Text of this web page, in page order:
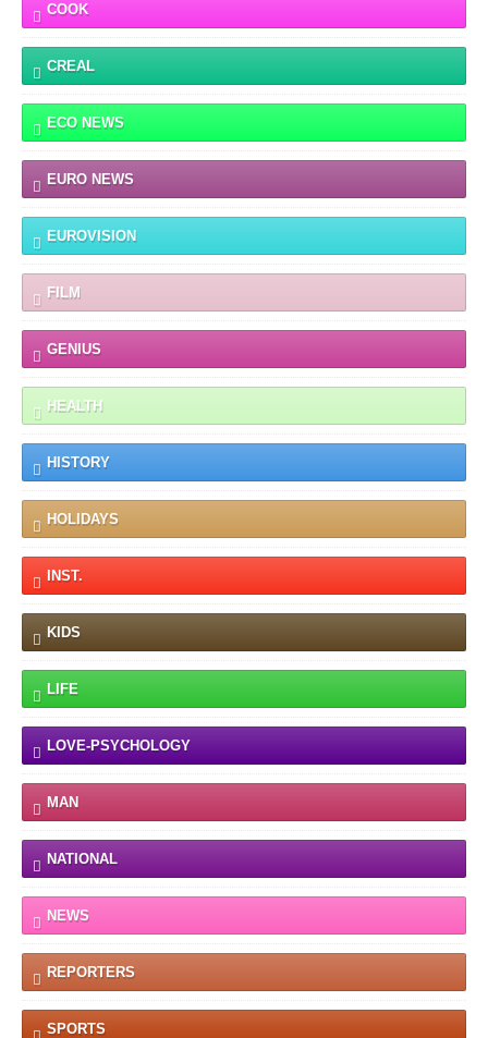
COOK
CREAL
ECO NEWS
EURO NEWS
EUROVISION
FILM
GENIUS
HEALTH
HISTORY
HOLIDAYS
INST.
KIDS
LIFE
LOVE-PSYCHOLOGY
MAN
NATIONAL
NEWS
REPORTERS
SPORTS